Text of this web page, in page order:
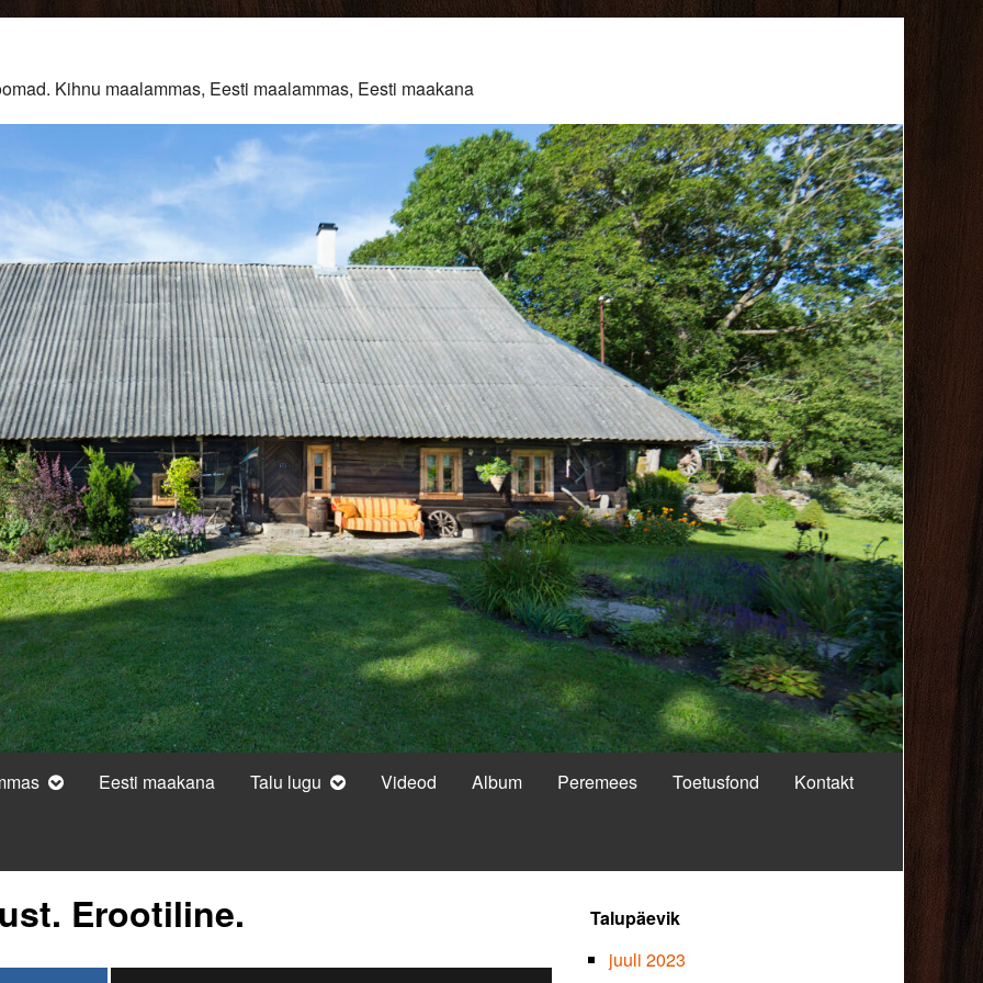
Kihnu maalammas, Eesti maalammas, Eesti maakana
Eesti maakana Talu lugu Videod Album Peremees Toetusfond Kontakt
Erootiline.
Primary
Sidebar
Talupäevik
juuli 2023